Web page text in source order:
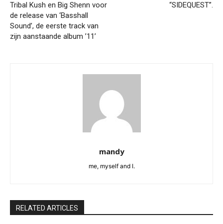
Tribal Kush en Big Shenn voor
de release van ‘Basshall
Sound’, de eerste track van
zijn aanstaande album ’11’
“SIDEQUEST”.
mandy
me, myself and I.
RELATED ARTICLES